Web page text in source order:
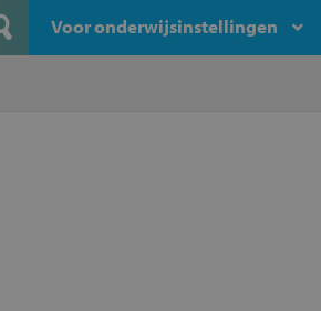
Voor onderwijsinstellingen